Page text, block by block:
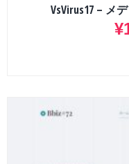
VsVirus17 – メ
¥